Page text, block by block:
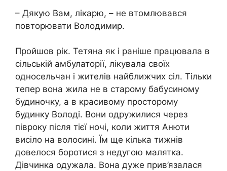
– Дякую Вам, лікарю, – не втомлювався
повторювати Володимир.
Пройшов рік. Тетяна як і раніше працювала в
сільській амбулаторії, лікувала своїх
односельчан і жителів найближчих сіл. Тільки
тепер вона жила не в старому бабусиному
будиночку, а в красивому просторому
будинку Володі. Вони одружилися через
півроку після тієї ​​ночі, коли життя Анюти
висіло на волосині. Їм ще кілька тижнів
довелося боротися з недугою малятка.
Дівчинка одужала. Вона дуже прив’язалася